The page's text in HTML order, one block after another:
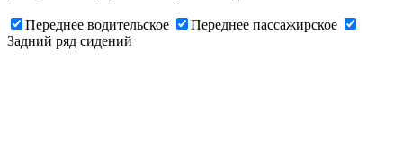
Переднее водительское
Переднее пассажирское
Задний ряд сидений